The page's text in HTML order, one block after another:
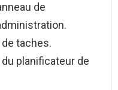
de
taches.
planificateur de